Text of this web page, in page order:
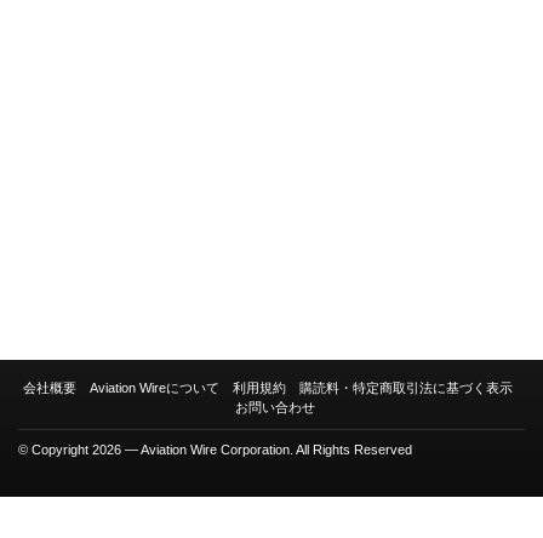
会社概要 Aviation Wireについて 利用規約
購読料・特定商取引法に基づく表示
お問い合わせ
© Copyright 2026 — Aviation Wire Corporation. All Rights Reserved